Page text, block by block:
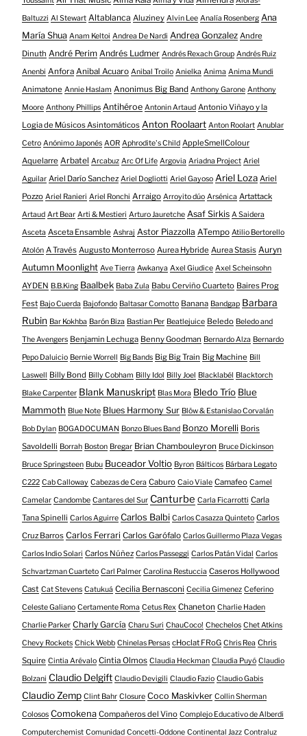
Baltuzzi Al Stewart Altablanca Aluziney Alvin Lee Analía Rosenberg Ana
María Shua Anam Keltoi Andrea De Nardi Andrea Gonzalez Andre
Dinuth André Perim Andrés Ludmer Andrés Rexach Group Andrés Ruiz
Anenbi Anfora Anibal Acuaro Anibal Troilo Anielka Anima Anima Mundi
Animatone Annie Haslam Anonimus Big Band Anthony Garone Anthony
Moore Anthony Phillips Antihéroe Antonin Artaud Antonio Viñayo y la
Logia de Músicos Asintomáticos Anton Roolaart Anton Roolart Anublar
Cetro Anónimo Japonés AOR Aphrodite's Child AppleSmellColour
Aquelarre Arbatel Arcabuz Arc Of Life Argovia Ariadna Project Ariel
Aguilar Ariel Darío Sanchez Ariel Dogliotti Ariel Gayoso Ariel Loza Ariel
Pozzo Ariel Ranieri Ariel Ronchi Arraigo Arroyito dúo Arsénica Artattack
Artaud Art Bear Arti & Mestieri Arturo Jauretche Asaf Sirkis A Saidera
Asceta Asceta Ensamble Ashraj Astor Piazzolla ATempo Atilio Bertorello
Atolón A Través Augusto Monterroso Aurea Hybride Aurea Stasis Auryn
Autumn Moonlight Ave Tierra Awkanya Axel Giudice Axel Scheinsohn
AYDEN B.B.King Baalbek Baba Zula Babu Cerviño Cuarteto Baires Prog
Fest Bajo Cuerda Bajofondo Baltasar Comotto Banana Bandgap Barbara
Rubin Bar Kokhba Barón Biza Bastian Per Beatlejuice Beledo Beledo and
The Avengers Benjamin Lechuga Benny Goodman Bernardo Alza Bernardo
Pepo Daluicio Bernie Worrell Big Bands Big Big Train Big Machine Bill
Laswell Billy Bond Billy Cobham Billy Idol Billy Joel Blacklabél Blacktorch
Blake Carpenter Blank Manuskript Blas Mora Bledo Trío Blue
Mammoth Blue Note Blues Harmony Sur Blöw & Estanislao Corvalán
Bob Dylan BOGADOCUMAN Bonzo Blues Band Bonzo Morelli Boris
Savoldelli Borrah Boston Bregar Brian Chambouleyron Bruce Dickinson
Bruce Springsteen Bubu Buceador Voltio Byron Bálticos Bárbara Legato
C222 Cab Calloway Cabezas de Cera Caburo Caio Viale Camafeo Camel
Camelar Candombe Cantares del Sur Canturbe Carla Ficarrotti Carla
Tana Spinelli Carlos Aguirre Carlos Balbi Carlos Casazza Quinteto Carlos
Cruz Barros Carlos Ferrari Carlos Garófalo Carlos Guillermo Plaza Vegas
Carlos Indio Solari Carlos Núñez Carlos Passeggi Carlos Patán Vidal Carlos
Schvartzman Cuarteto Carl Palmer Carolina Restuccia Caseros Hollywood
Cast Cat Stevens Catukuá Cecilia Bernasconi Cecilia Gimenez Ceferino
Celeste Galiano Certamente Roma Cetus Rex Chaneton Charlie Haden
Charlie Parker Charly García Charu Suri ChauCoco! Chechelos Chet Atkins
Chevy Rockets Chick Webb Chinelas Persas cHoclat FRoG Chris Rea Chris
Squire Cintia Arévalo Cintia Olmos Claudia Heckman Claudia Puyó Claudio
Bolzani Claudio Delgift Claudio Devigili Claudio Fazio Claudio Gabis
Claudio Zemp Clint Bahr Closure Coco Maskivker Collin Sherman
Colosos Comokena Compañeros del Vino Complejo Educativo de Alberdi
Computerchemist Comunidad Concetti-Oddone Continental Jazz Contraluz